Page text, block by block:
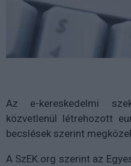
Az e-kereskedelmi
közvetlenül létrehozott
becslések szerint
A SzEK.org szerint az